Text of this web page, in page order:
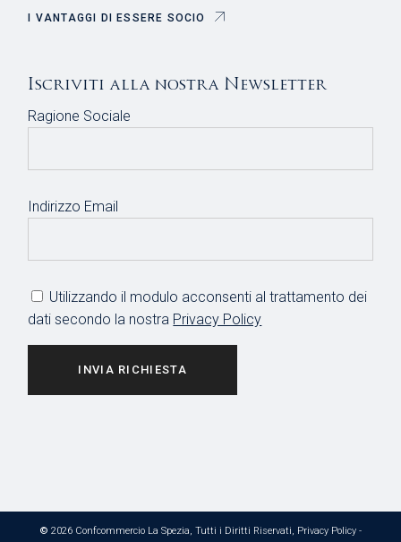
I VANTAGGI DI ESSERE SOCIO
Iscriviti alla nostra Newsletter
Ragione Sociale
Indirizzo Email
Utilizzando il modulo acconsenti al trattamento dei
dati secondo la nostra Privacy Policy
INVIA RICHIESTA
© 2026 Confcommercio La Spezia, Tutti i Diritti Riservati, Privacy Policy-